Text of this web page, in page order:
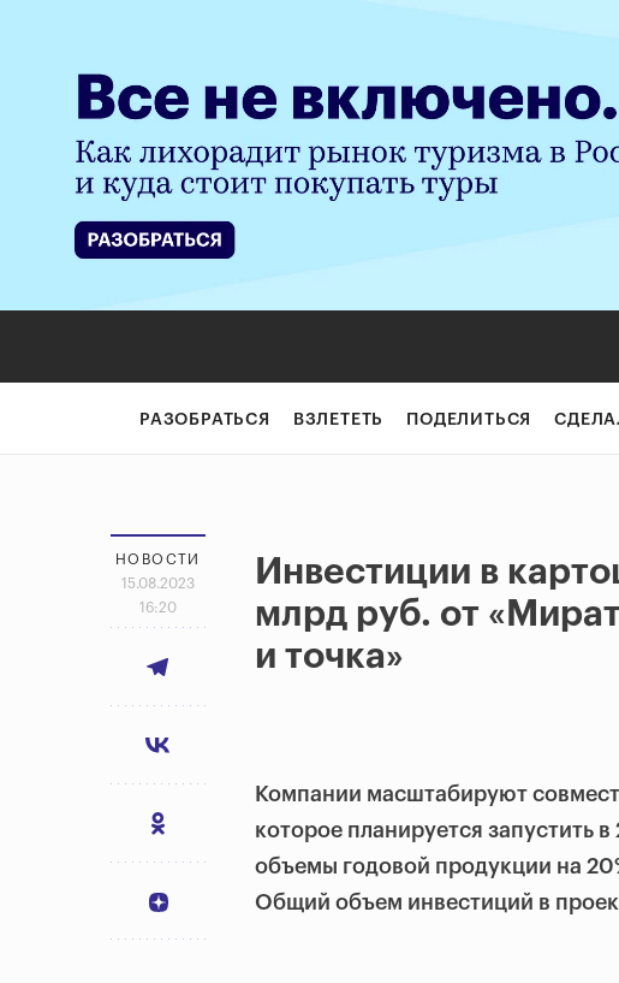
РАЗОБРАТЬСЯ ВЗЛЕТЕТЬ ПОДЕЛИТЬСЯ
НОВОСТИ
15.08.2023
16:20
Инвестиции в
млрд руб. от
и точка»
Компании масштабируют
которое планируется запустить
объемы годовой продукции на
Общий объем инвестиций в